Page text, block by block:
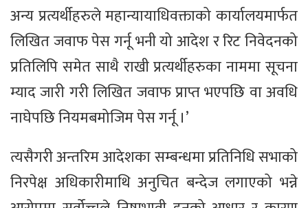
अन्य प्रत्यर्थीहरुले महान्यायाधिवक्ताको कार्यालयमार्फत
लिखित जवाफ पेस गर्नू भनी यो आदेश र रिट निवेदनको
प्रतिलिपि समेत साथै राखी प्रत्यर्थीहरुका नाममा सूचना
म्याद जारी गरी लिखित जवाफ प्राप्त भएपछि वा अवधि
नाघेपछि नियमबमोजिम पेस गर्नू ।’
त्यसैगरी अन्तरिम आदेशका सम्बन्धमा प्रतिनिधि सभाको
निरपेक्ष अधिकारीमाथि अनुचित बन्देज लगाएको भन्ने